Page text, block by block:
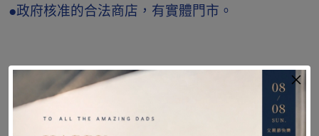
●政府核准的合法商店，有實體門市。
【產品規格】
品牌：【耀宏】
型號：YH331